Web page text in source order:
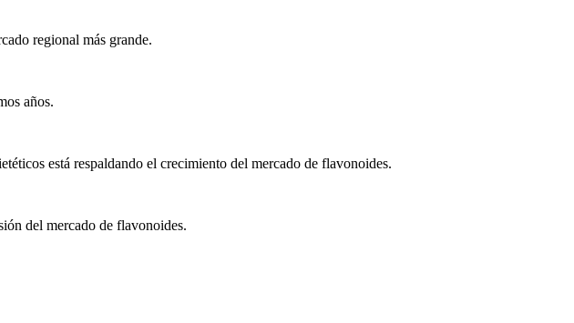
regional más grande.
años.
está respaldando el crecimiento del mercado de flavonoides.
del mercado de flavonoides.